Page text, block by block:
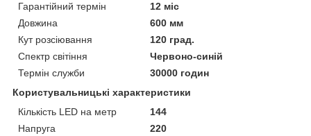
Гарантійний термін
12 міс
Довжина
600 мм
Кут розсіювання
120 град.
Спектр світіння
Червоно-синій
Термін служби
30000 годин
Користувальницькі характеристики
Кількість LED на метр
144
Напруга
220